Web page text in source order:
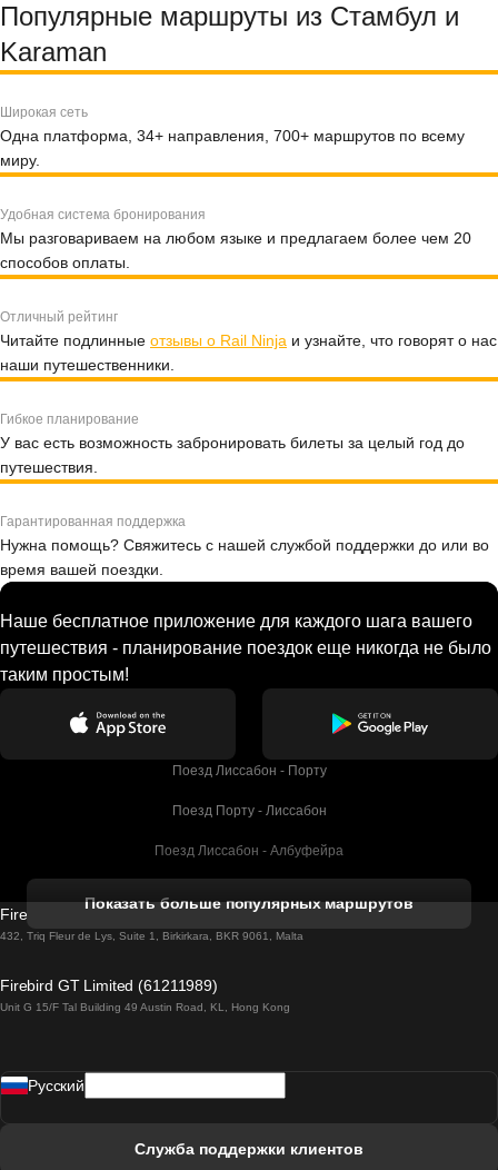
Популярные маршруты из Стамбул и
Karaman
Широкая сеть
Одна платформа, 34+ направления, 700+ маршрутов по всему
миру.
Удобная система бронирования
Мы разговариваем на любом языке и предлагаем более чем 20
способов оплаты.
Отличный рейтинг
Читайте подлинные отзывы о Rail Ninja и узнайте, что говорят о нас
наши путешественники.
Гибкое планирование
У вас есть возможность забронировать билеты за целый год до
путешествия.
Гарантированная поддержка
Нужна помощь? Свяжитесь с нашей службой поддержки до или во
время вашей поездки.
Наше бесплатное приложение для каждого шага вашего
путешествия - планирование поездок еще никогда не было
таким простым!
Поезд Лиссабон - Порту
Поезд Порту - Лиссабон
Поезд Лиссабон - Албуфейра
Поезд Лиссабон - Лагос
Поезд Лиссабон - Мадрид
Показать больше популярных маршрутов
Firebird GT Limited (OC 1451)
432, Triq Fleur de Lys, Suite 1, Birkirkara, BKR 9061, Malta
Firebird GT Limited (61211989)
Unit G 15/F Tal Building 49 Austin Road, KL, Hong Kong
Pусский
Служба поддержки клиентов